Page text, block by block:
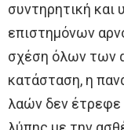
συντηρητική και
επιστημόνων
σχέση όλων των
κατάσταση, η
λαών δεν έτρεφε